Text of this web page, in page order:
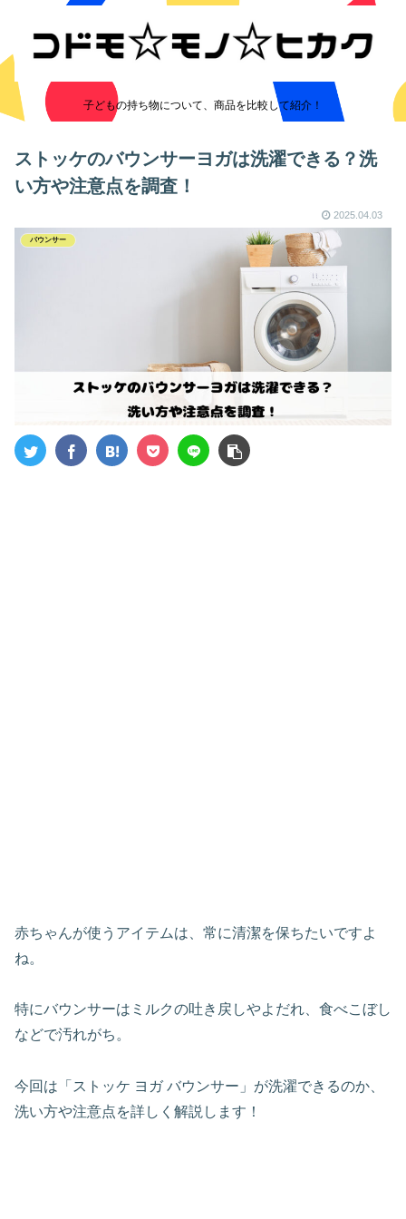
子どもの持ち物について、商品を比較して紹介！
ストッケのバウンサーヨガは洗濯できる？洗
い方や注意点を調査！
2025.04.03
バウンサー
赤ちゃんが使うアイテムは、常に清潔を保ちたいですよ
ね。
特にバウンサーはミルクの吐き戻しやよだれ、食べこぼし
などで汚れがち。
今回は「ストッケ ヨガ バウンサー」が洗濯できるのか、
洗い方や注意点を詳しく解説します！